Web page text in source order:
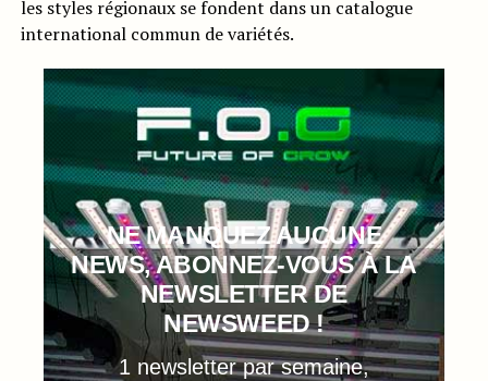
les styles régionaux se fondent dans un catalogue
international commun de variétés.
NE MANQUEZ AUCUNE
NEWS, ABONNEZ-VOUS À LA
NEWSLETTER DE
NEWSWEED !
1 newsletter par semaine,